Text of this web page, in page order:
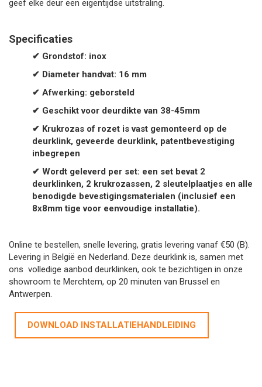
geef elke deur een eigentijdse uitstraling.
Specificaties
✔ Grondstof: inox
✔ Diameter handvat: 16 mm
✔ Afwerking: geborsteld
✔ Geschikt voor deurdikte van 38-45mm
✔ Krukrozas of rozet is vast gemonteerd op de
deurklink, geveerde deurklink, patentbevestiging
inbegrepen
✔ Wordt geleverd per set: een set bevat 2
deurklinken, 2 krukrozassen, 2 sleutelplaatjes en alle
benodigde bevestigingsmaterialen (inclusief een
8x8mm tige voor eenvoudige installatie).
Online te bestellen, snelle levering, gratis levering vanaf €50 (B).
Levering in België en Nederland. Deze deurklink is, samen met
ons volledige aanbod deurklinken, ook te bezichtigen in onze
showroom te Merchtem, op 20 minuten van Brussel en
Antwerpen.
DOWNLOAD INSTALLATIEHANDLEIDING